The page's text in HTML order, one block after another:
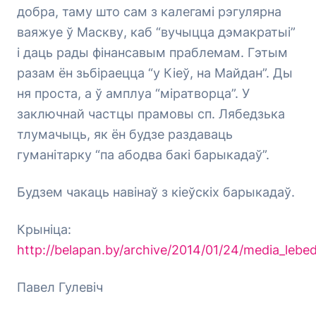
добра, таму што сам з калегамі рэгулярна
ваяжуе ў Маскву, каб “вучыцца дэмакратыі”
і даць рады фінансавым праблемам. Гэтым
разам ён зьбіраецца “у Кіеў, на Майдан”. Ды
ня проста, а ў амплуа “міратворца”. У
заключнай частцы прамовы сп. Лябедзька
тлумачыць, як ён будзе раздаваць
гуманітарку “па абодва бакі барыкадаў”.
Будзем чакаць навінаў з кіеўскіх барыкадаў.
Крыніца:
http://belapan.by/archive/2014/01/24/
Павел Гулевіч